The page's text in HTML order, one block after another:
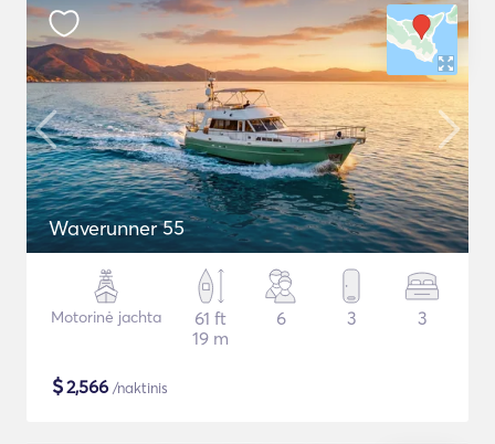
Waverunner 55
Motorinė jachta
61 ft
19 m
6 3 3
$2,566 /naktinis